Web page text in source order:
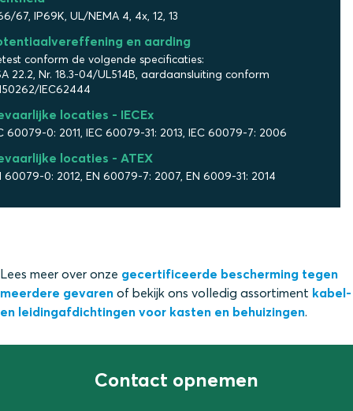
67, IP69K, UL/NEMA 4, 4x, 12, 13
en aarding
conform de volgende specificaties:
22.2, Nr. 18.3-04/UL514B, aardaansluiting conform
IEC62444
locaties - IECEx
60079-0: 2011, IEC 60079-31: 2013, IEC 60079-7: 2006
locaties - ATEX
60079-0: 2012, EN 60079-7: 2007, EN 6009-31: 2014
Lees meer over onze gecertificeerde bescherming tegen
meerdere gevaren of bekijk ons volledig assortiment kabel-
en leidingafdichtingen voor kasten en behuizingen.
Contact opnemen